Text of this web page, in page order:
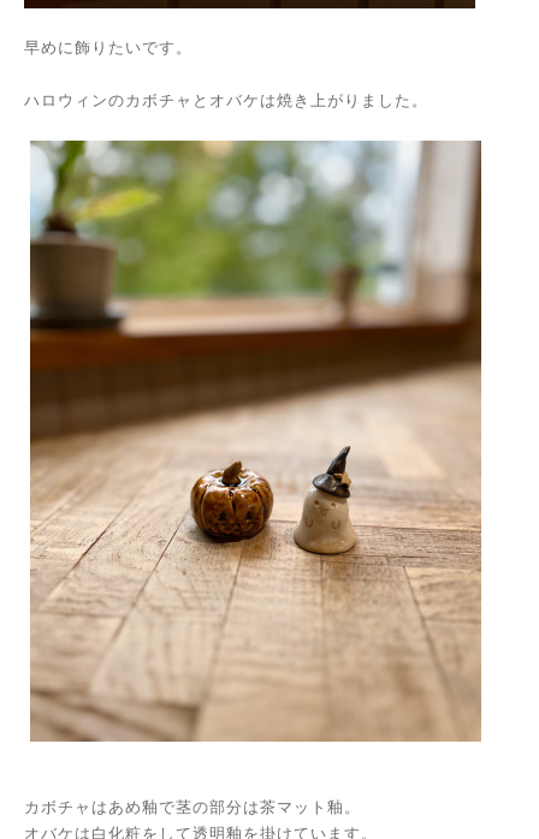
早めに飾りたいです。
ハロウィンのカボチャとオバケは焼き上がりました。
カボチャはあめ釉で茎の部分は茶マット釉。
オバケは白化粧をして透明釉を掛けています。